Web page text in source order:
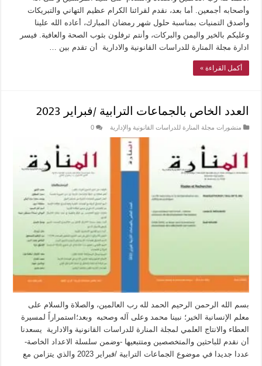
وأصحابه أجمعين. أما بعد، نقدم لقرائنا الكرام عظيم التهاني والتبريكات
وأصدق التمنيات بمناسبة حلول شهر رمضان المبارك، أعاده الله علينا
وعليكم بالخير واليمن والبركات، وأنتم ترفلون بثوب الصحة والعافية. فيسر
ادارة مجلة المنارة للدراسات القانونية والادارية أن تقدم بين …
أكمل القراءة »
العدد الخاص بالجماعات الترابية /فبراير 2023
منشورات مجلة المنارة للدراسات القانونية والإدارية 0
بسم الله الرحمن الرحيم الحمد لله رب العالمين، والصلاة والسلام على
معلم الإنسانية الخير؛ نبينا محمد وعلى آله وصحبه وبعد؛استمراراً لمسيرة
العطاء والانتاج العلمي لمجلة المنارة للدراسات القانونية والادارية يسعدنا
أن نقدم للباحثين والمتخصصين ومتتبعيها -وضمن سلسلة الاعداد الخاصة-
عددا جديدا في موضوع الجماعات الترابية /فبراير 2023 والذي يتزامن مع